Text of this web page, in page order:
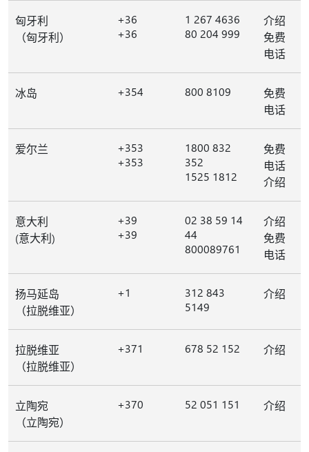
匈牙利
（匈牙利）
+36
+36
1 267 4636
80 204 999
介绍
免费
电话
冰岛 +354 800 8109
免费
电话
爱尔兰
+353
+353
1800 832
352
1525 1812
免费
电话
介绍
意大利
(意大利)
+39
+39
02 38 59 14
44
800089761
介绍
免费
电话
扬马延岛
（拉脱维亚）
+1
312 843
5149
介绍
拉脱维亚
（拉脱维亚）
+371 678 52 152 介绍
立陶宛
（立陶宛）
+370 52 051 151 介绍